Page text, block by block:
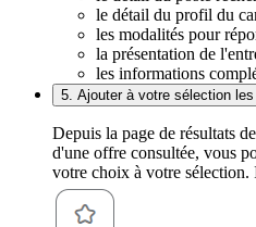
le détail du profil du
les modalités pour
la présentation de
les informations
5. Ajouter à votre sélection
Depuis la page de résultats
d'une offre consultée, vous
votre choix à votre